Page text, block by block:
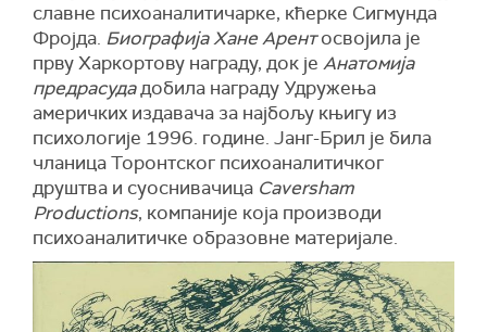
славне психоаналитичарке, кћерке Сигмунда
Фројда. Биографија Хане Арентосвојила је
прву Харкортову награду, док је Анатомија
предрасудадобила награду Удружења
америчких издавача за најбољу књигу из
психологије 1996. године. Јанг-Брил је била
чланица Торонтског психоаналитичког
друштва и суоснивачица Caversham
Productions, компаније која производи
психоаналитичке образовне материјале.